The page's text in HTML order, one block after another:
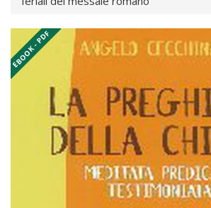
EBOOK - PDF